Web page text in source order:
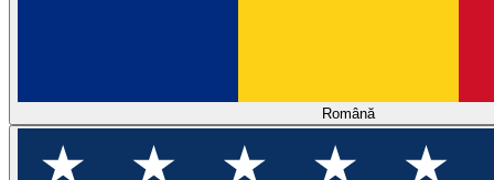
Română